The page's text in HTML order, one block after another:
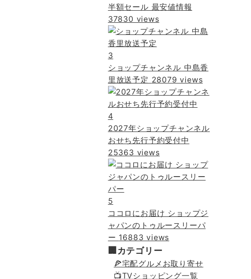
半額セール 最安値情報
37830 views
3
ショップチャンネル 中島香
里放送予定 28079 views
4
2027年ショップチャンネル
おせち先行予約受付中
25363 views
5
ココロにお届け ショップジ
ャパンのトゥルースリーパ
ー 16883 views
🏢カテゴリー
🍕宅配グルメお取り寄せ
📺TVショッピング一覧